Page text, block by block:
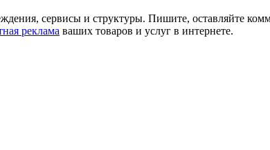
сервисы и структуры. Пишите, оставляйте
реклама ваших товаров и услуг в интернете.